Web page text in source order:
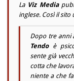
La Viz Media
inglese. Così il
Dopo tre anni
Tendoè
sente già
cotta che
niente a che